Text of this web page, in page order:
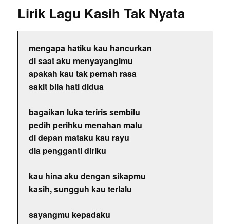
Lirik Lagu Kasih Tak Nyata
mengapa hatiku kau hancurkan
di saat aku menyayangimu
apakah kau tak pernah rasa
sakit bila hati didua
bagaikan luka teriris sembilu
pedih perihku menahan malu
di depan mataku kau rayu
dia pengganti diriku
kau hina aku dengan sikapmu
kasih, sungguh kau terlalu
sayangmu kepadaku